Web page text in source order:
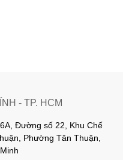
- TP. HCM
Đường số 22, Khu Chế
Phường Tân Thuận,